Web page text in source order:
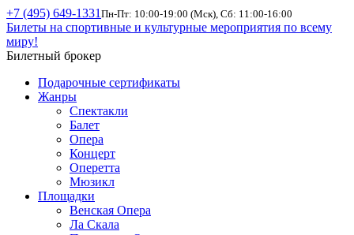
+7 (495) 649-1331 Пн-Пт: 10:00-19:00 (Мск), Сб: 11:00-16:00
Билеты на спортивные и культурные мероприятия по всему
миру!
Билетный брокер
Подарочные сертификаты
Жанры
Спектакли
Балет
Опера
Концерт
Оперетта
Мюзикл
Площадки
Венская Опера
Ла Скала